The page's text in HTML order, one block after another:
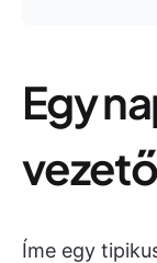
Egy
Íme egy